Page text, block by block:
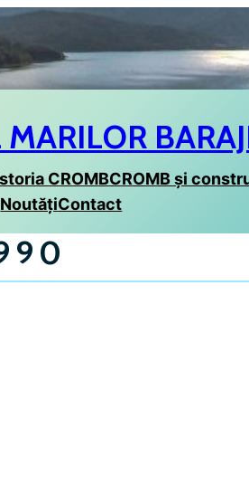
CROMBCROMB și
NoutățiContact